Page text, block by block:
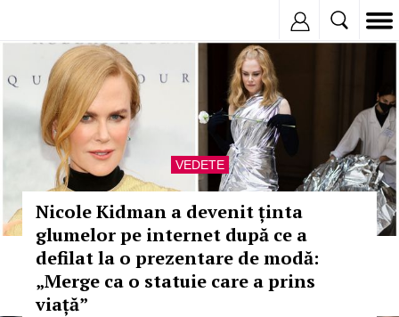
VEDETE
Nicole Kidman a devenit ținta
glumelor pe internet după ce a
defilat la o prezentare de modă:
„Merge ca o statuie care a prins
viață”